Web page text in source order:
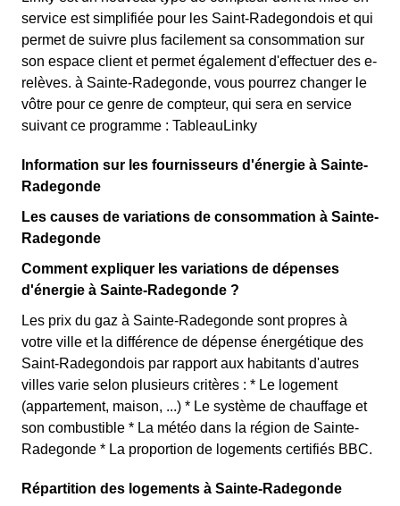
service est simplifiée pour les Saint-Radegondois et qui
permet de suivre plus facilement sa consommation sur
son espace client et permet également d'effectuer des e-
relèves. à Sainte-Radegonde, vous pourrez changer le
vôtre pour ce genre de compteur, qui sera en service
suivant ce programme : TableauLinky
Information sur les fournisseurs d'énergie à Sainte-
Radegonde
Les causes de variations de consommation à Sainte-
Radegonde
Comment expliquer les variations de dépenses
d'énergie à Sainte-Radegonde ?
Les prix du gaz à Sainte-Radegonde sont propres à
votre ville et la différence de dépense énergétique des
Saint-Radegondois par rapport aux habitants d'autres
villes varie selon plusieurs critères : * Le logement
(appartement, maison, ...) * Le système de chauffage et
son combustible * La météo dans la région de Sainte-
Radegonde * La proportion de logements certifiés BBC.
Répartition des logements à Sainte-Radegonde